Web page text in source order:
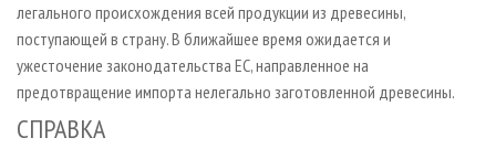
легального происхождения всей продукции из древесины,
поступающей в страну. В ближайшее время ожидается и
ужесточение законодательства ЕС, направленное на
предотвращение импорта нелегально заготовленной древесины.
СПРАВКА